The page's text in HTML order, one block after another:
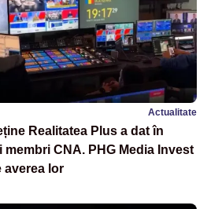
Actualitate
Realitatea Plus a dat în
membri CNA. PHG Media Invest
averea lor